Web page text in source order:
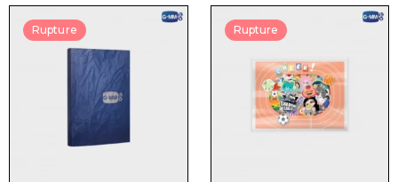
Rupture Rupture